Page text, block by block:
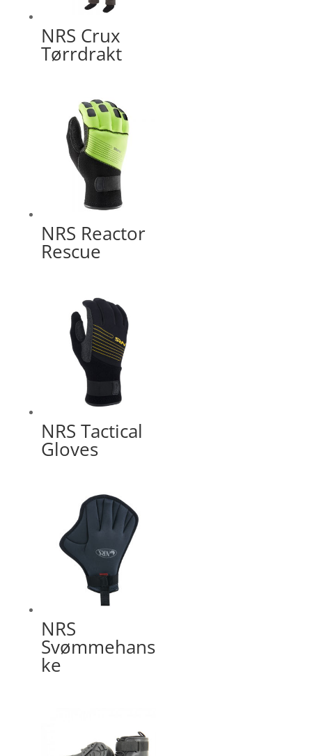
NRS Crux
Tørrdrakt
NRS Reactor
Rescue
NRS Tactical
Gloves
NRS
Svømmehans
ke